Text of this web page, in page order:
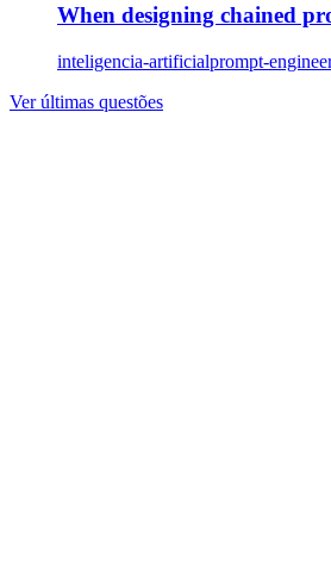
When designing chained
inteligencia-artificialprompt-
Ver últimas questões